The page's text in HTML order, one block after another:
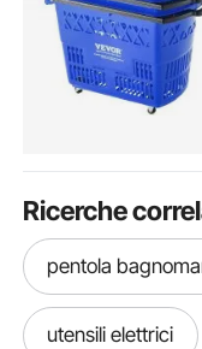
Ricerche
pentola
utensili elettrici